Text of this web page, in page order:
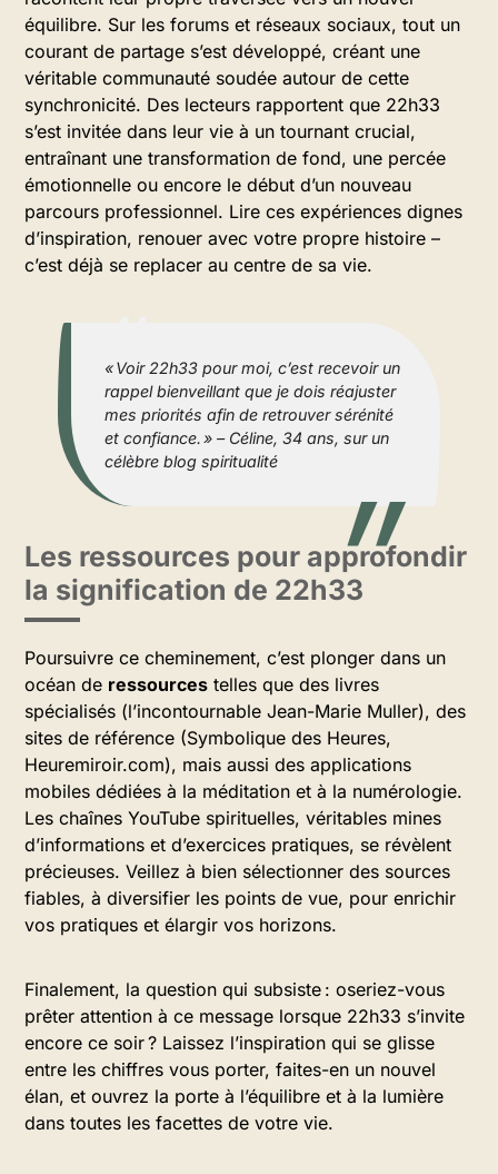
équilibre. Sur les forums et réseaux sociaux, tout un
courant de partage s’est développé, créant une
véritable communauté soudée autour de cette
synchronicité. Des lecteurs rapportent que 22h33
s’est invitée dans leur vie à un tournant crucial,
entraînant une transformation de fond, une percée
émotionnelle ou encore le début d’un nouveau
parcours professionnel. Lire ces expériences dignes
d’inspiration, renouer avec votre propre histoire –
c’est déjà se replacer au centre de sa vie.
« Voir 22h33 pour moi, c’est recevoir un
rappel bienveillant que je dois réajuster
mes priorités afin de retrouver sérénité
et confiance. » – Céline, 34 ans, sur un
célèbre blog spiritualité
Les ressources pour approfondir
la signification de 22h33
Poursuivre ce cheminement, c’est plonger dans un
océan de ressources telles que des livres
spécialisés (l’incontournable Jean-Marie Muller), des
sites de référence (Symbolique des Heures,
Heuremiroir.com), mais aussi des applications
mobiles dédiées à la méditation et à la numérologie.
Les chaînes YouTube spirituelles, véritables mines
d’informations et d’exercices pratiques, se révèlent
précieuses. Veillez à bien sélectionner des sources
fiables, à diversifier les points de vue, pour enrichir
vos pratiques et élargir vos horizons.
Finalement, la question qui subsiste : oseriez-vous
prêter attention à ce message lorsque 22h33 s’invite
encore ce soir ? Laissez l’inspiration qui se glisse
entre les chiffres vous porter, faites-en un nouvel
élan, et ouvrez la porte à l’équilibre et à la lumière
dans toutes les facettes de votre vie.